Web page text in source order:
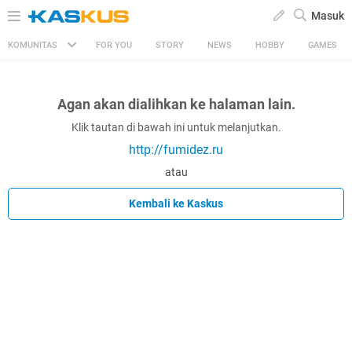
Masuk
KOMUNITAS FOR YOU STORY NEWS HOBBY GAMES
Agan akan dialihkan ke halaman lain.
Klik tautan di bawah ini untuk melanjutkan.
http://fumidez.ru
atau
Kembali ke Kaskus